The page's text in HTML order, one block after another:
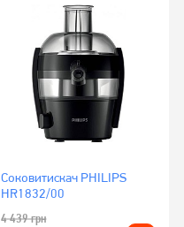
Соковитискач PHILIPS
HR1832/00
4 439грн